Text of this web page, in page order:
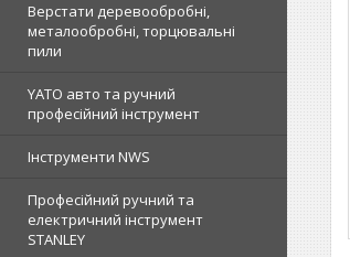
Верстати деревообробні,
металообробні, торцювальні
пили
YATO авто та ручний
професійний інструмент
Інструменти NWS
Професійний ручний та
електричний інструмент
STANLEY